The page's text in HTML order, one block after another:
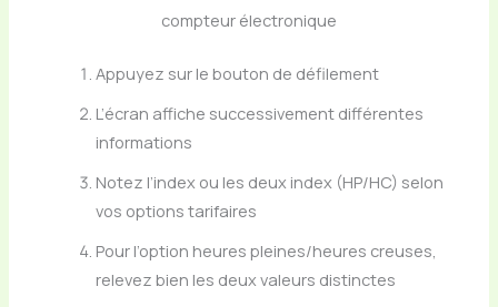
compteur électronique
Appuyez sur le bouton de défilement
L’écran affiche successivement différentes
informations
Notez l’index ou les deux index (HP/HC) selon
vos options tarifaires
Pour l’option heures pleines/heures creuses,
relevez bien les deux valeurs distinctes